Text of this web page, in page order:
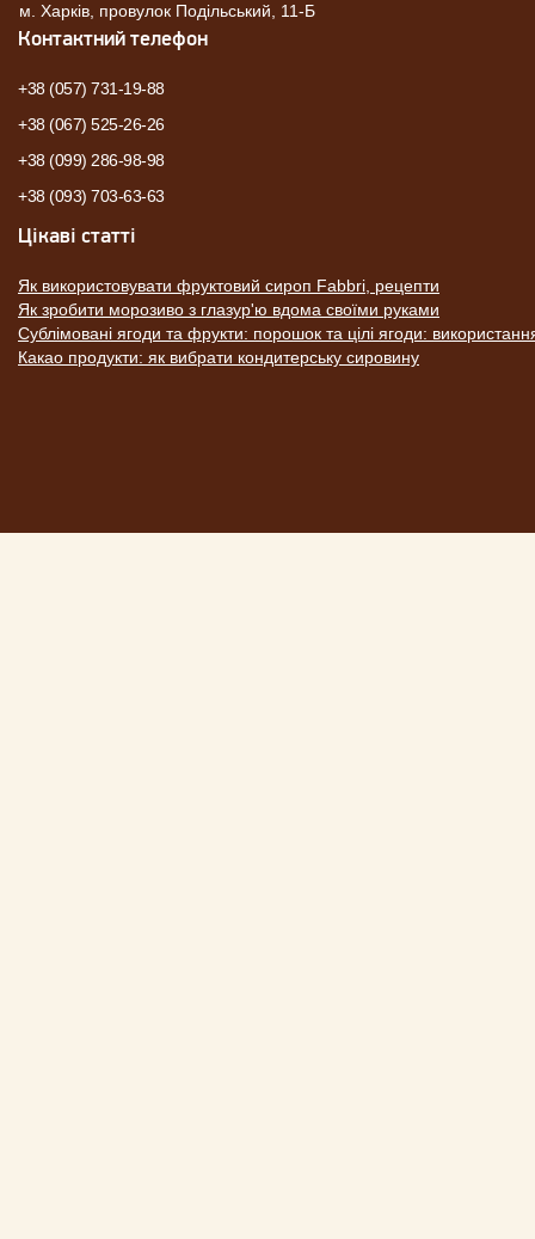
м. Харків, провулок Подільський, 11-Б
Контактний телефон
+38 (057) 731-19-88
+38 (067) 525-26-26
+38 (099) 286-98-98
+38 (093) 703-63-63
Цікаві статті
Як використовувати фруктовий сироп Fabbri, рецепти
Як зробити морозиво з глазур'ю вдома своїми руками
Сублімовані ягоди та фрукти: порошок та цілі ягоди:
Какао продукти: як вибрати кондитерську сировину